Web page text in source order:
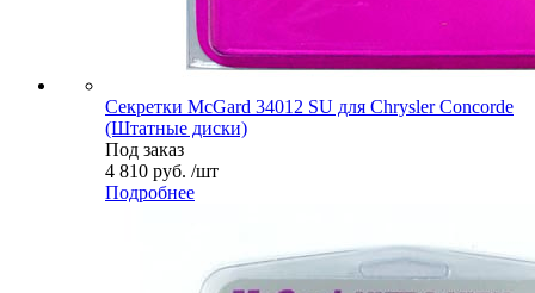
Секретки McGard 34012 SU для Chrysler Concorde
(Штатные диски)
Под заказ
4 810 руб. /шт
Подробнее